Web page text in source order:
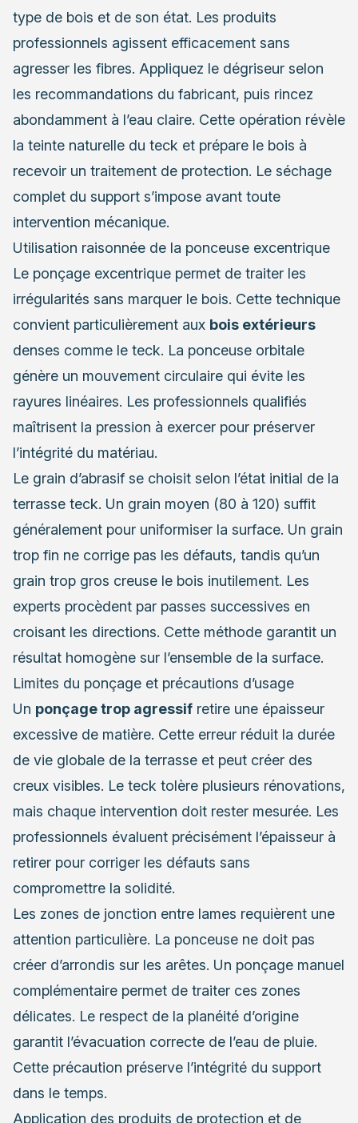
type de bois et de son état. Les produits
professionnels agissent efficacement sans
agresser les fibres. Appliquez le dégriseur selon
les recommandations du fabricant, puis rincez
abondamment à l’eau claire. Cette opération révèle
la teinte naturelle du teck et prépare le bois à
recevoir un traitement de protection. Le séchage
complet du support s’impose avant toute
intervention mécanique.
Utilisation raisonnée de la ponceuse excentrique
Le ponçage excentrique permet de traiter les
irrégularités sans marquer le bois. Cette technique
convient particulièrement aux bois extérieurs
denses comme le teck. La ponceuse orbitale
génère un mouvement circulaire qui évite les
rayures linéaires. Les professionnels qualifiés
maîtrisent la pression à exercer pour préserver
l’intégrité du matériau.
Le grain d’abrasif se choisit selon l’état initial de la
terrasse teck. Un grain moyen (80 à 120) suffit
généralement pour uniformiser la surface. Un grain
trop fin ne corrige pas les défauts, tandis qu’un
grain trop gros creuse le bois inutilement. Les
experts procèdent par passes successives en
croisant les directions. Cette méthode garantit un
résultat homogène sur l’ensemble de la surface.
Limites du ponçage et précautions d’usage
Un ponçage trop agressif retire une épaisseur
excessive de matière. Cette erreur réduit la durée
de vie globale de la terrasse et peut créer des
creux visibles. Le teck tolère plusieurs rénovations,
mais chaque intervention doit rester mesurée. Les
professionnels évaluent précisément l’épaisseur à
retirer pour corriger les défauts sans
compromettre la solidité.
Les zones de jonction entre lames requièrent une
attention particulière. La ponceuse ne doit pas
créer d’arrondis sur les arêtes. Un ponçage manuel
complémentaire permet de traiter ces zones
délicates. Le respect de la planéité d’origine
garantit l’évacuation correcte de l’eau de pluie.
Cette précaution préserve l’intégrité du support
dans le temps.
Application des produits de protection et de